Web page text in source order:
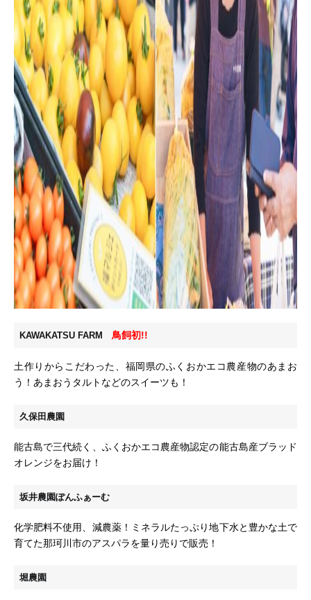
KAWAKATSU FARM 鳥飼初!!
土作りからこだわった、福岡県のふくおかエコ農産物のあまお
う！あまおうタルトなどのスイーツも！
久保田農園
能古島で三代続く、ふくおかエコ農産物認定の能古島産ブラッド
オレンジをお届け！
坂井農園ぽんふぁーむ
化学肥料不使用、減農薬！ミネラルたっぷり地下水と豊かな土で
育てた那珂川市のアスパラを量り売りで販売！
堀農園